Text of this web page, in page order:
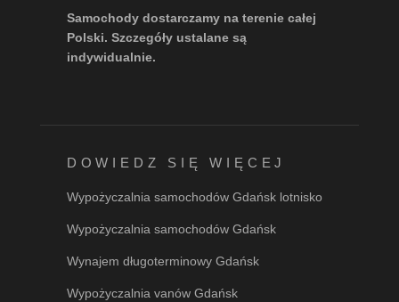
Samochody dostarczamy na terenie całej
Polski. Szczegóły ustalane są
indywidualnie.
DOWIEDZ SIĘ WIĘCEJ
Wypożyczalnia samochodów Gdańsk lotnisko
Wypożyczalnia samochodów Gdańsk
Wynajem długoterminowy Gdańsk
Wypożyczalnia vanów Gdańsk